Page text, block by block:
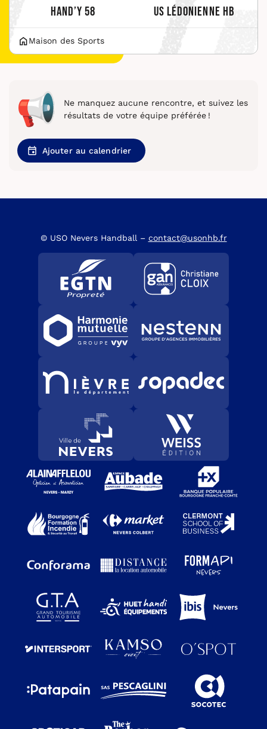
Hand’y 58 US Lédonienne HB
Maison des Sports
Ne manquez aucune rencontre, et suivez les
résultats de votre équipe préférée !
Ajouter au calendrier
© USO Nevers Handball – contact@usonhb.fr